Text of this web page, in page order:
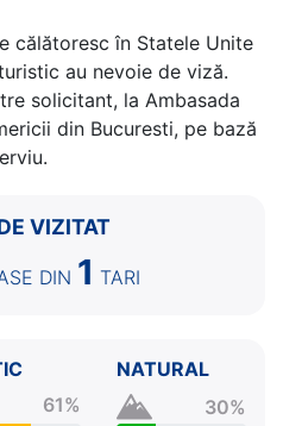
0:00 - 0:00
0:00 - 0:00
0:00 - 0:00
- ⚓
călătoresc în Statele Unite
au nevoie de viză.
solicitant, la Ambasada
din Bucuresti, pe bază
VIZITAT
DIN 1 TARI
61%
NATURAL
30%